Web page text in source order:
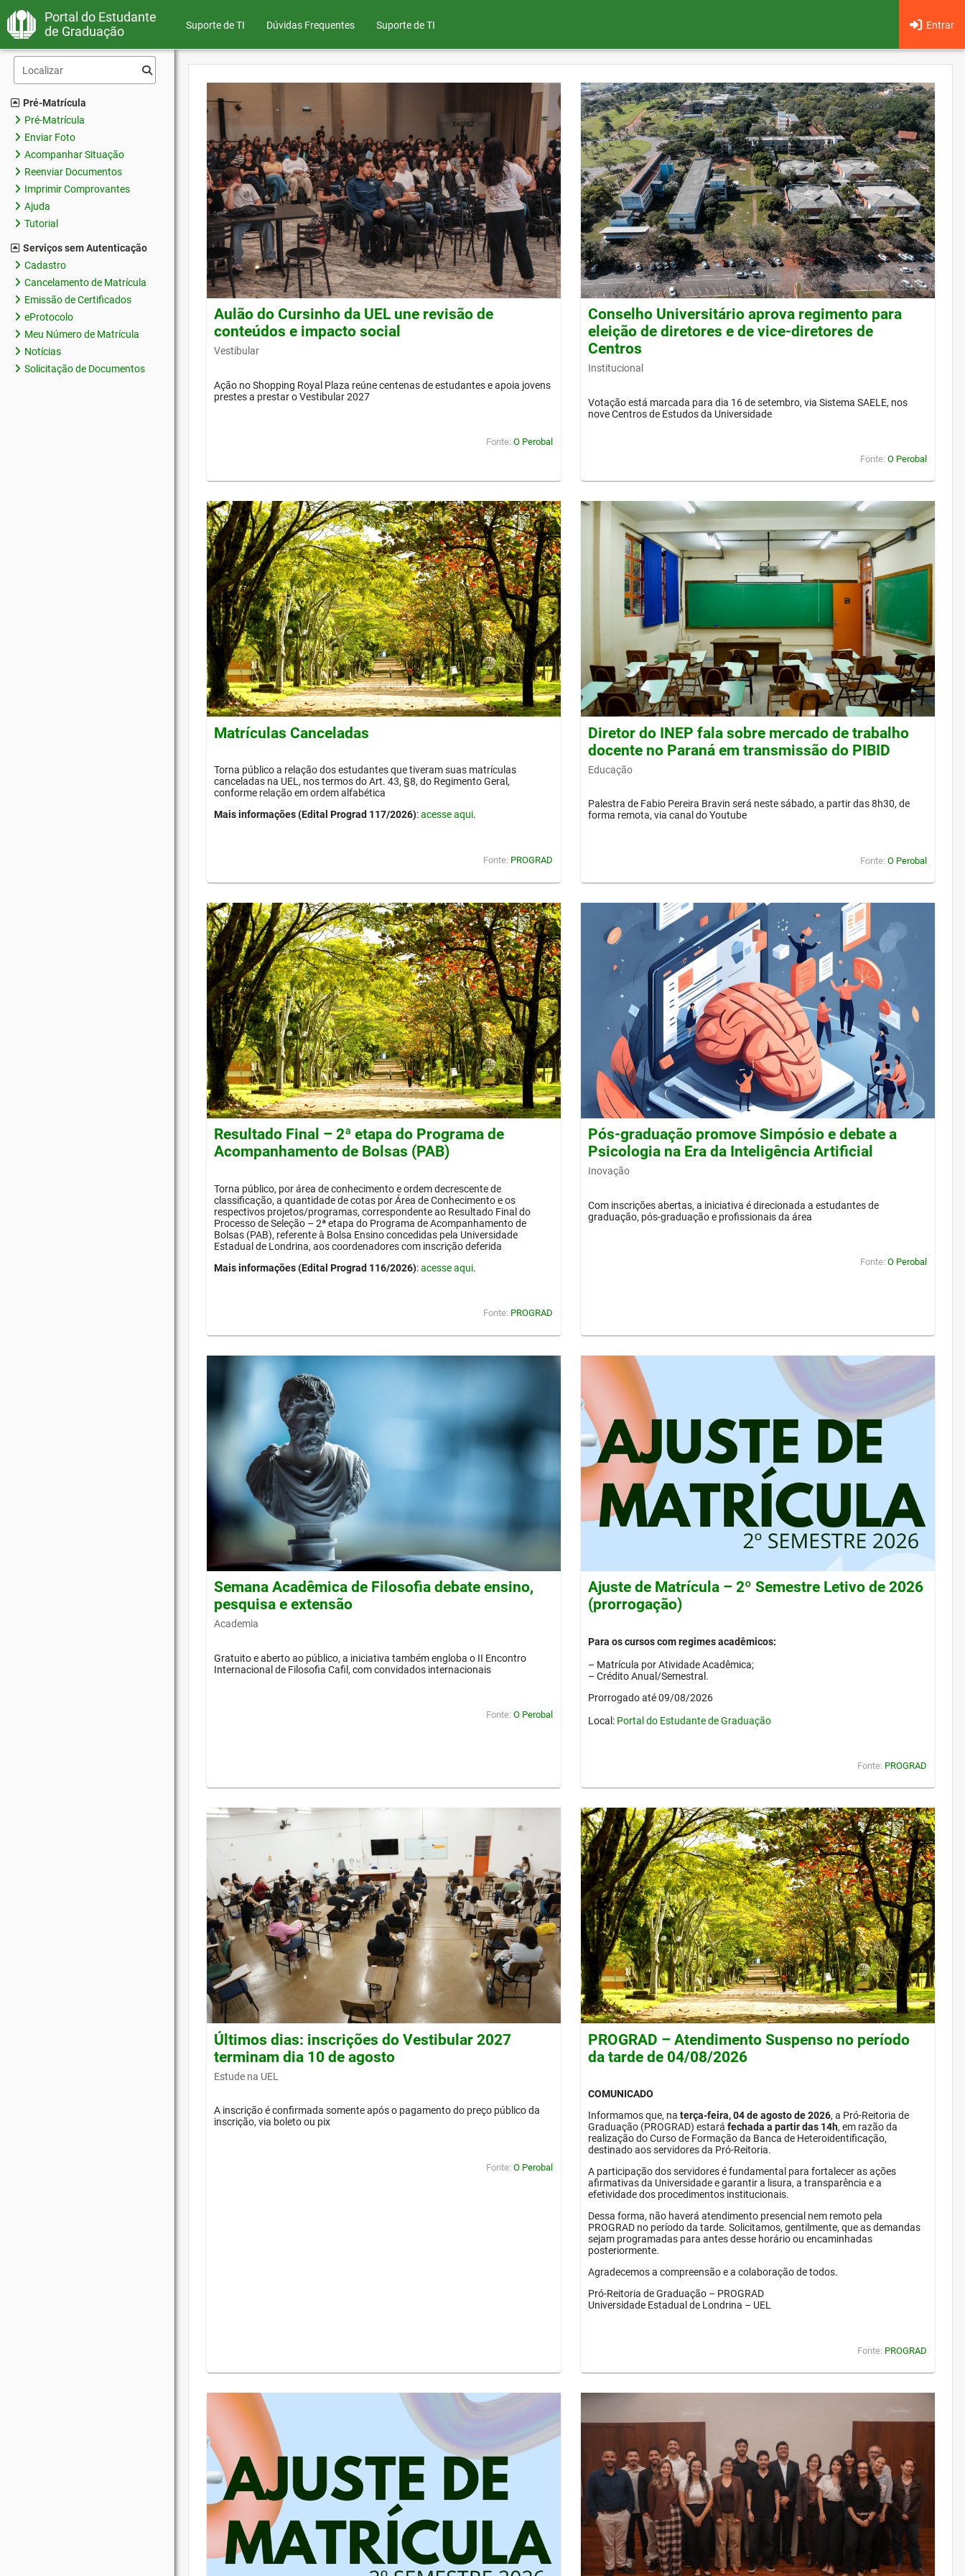
Portal do Estudante
de Graduação
Suporte de TI Dúvidas Frequentes Entrar
Suporte de TI
Pré-Matrícula
Pré-Matrícula
Enviar Foto
Acompanhar Situação
Reenviar Documentos
Imprimir Comprovantes
Ajuda
Tutorial
Serviços sem Autenticação
Cadastro
Cancelamento de Matrícula
Emissão de Certificados
eProtocolo
Meu Número de Matrícula
Notícias
Solicitação de Documentos
Aulão do Cursinho da UEL une revisão de
conteúdos e impacto social
Vestibular
Ação no Shopping Royal Plaza reúne centenas de estudantes e apoia jovens
prestes a prestar o Vestibular 2027
Fonte: O Perobal
Conselho Universitário aprova regimento para
eleição de diretores e de vice-diretores de
Centros
Institucional
Votação está marcada para dia 16 de setembro, via Sistema SAELE, nos
nove Centros de Estudos da Universidade
Fonte: O Perobal
Matrículas Canceladas
Torna público a relação dos estudantes que tiveram suas matrículas
canceladas na UEL, nos termos do Art. 43, §8, do Regimento Geral,
conforme relação em ordem alfabética
Mais informações (Edital Prograd 117/2026):acesse aqui.
Fonte: PROGRAD
Diretor do INEP fala sobre mercado de trabalho
docente no Paraná em transmissão do PIBID
Educação
Palestra de Fabio Pereira Bravin será neste sábado, a partir das 8h30, de
forma remota, via canal do Youtube
Fonte: O Perobal
Resultado Final – 2ª etapa do Programa de
Acompanhamento de Bolsas (PAB)
Torna público, por área de conhecimento e ordem decrescente de
classificação, a quantidade de cotas por Área de Conhecimento e os
respectivos projetos/programas, correspondente ao Resultado Final do
Processo de Seleção – 2ª etapa do Programa de Acompanhamento de
Bolsas (PAB), referente à Bolsa Ensino concedidas pela Universidade
Estadual de Londrina, aos coordenadores com inscrição deferida
Mais informações (Edital Prograd 116/2026):acesse aqui.
Fonte: PROGRAD
Pós-graduação promove Simpósio e debate a
Psicologia na Era da Inteligência Artificial
Inovação
Com inscrições abertas, a iniciativa é direcionada a estudantes de
graduação, pós-graduação e profissionais da área
Fonte: O Perobal
Semana Acadêmica de Filosofia debate ensino,
pesquisa e extensão
Academia
Gratuito e aberto ao público, a iniciativa também engloba o II Encontro
Internacional de Filosofia Cafil, com convidados internacionais
Fonte: O Perobal
Ajuste de Matrícula – 2º Semestre Letivo de 2026
(prorrogação)
Para os cursos com regimes acadêmicos:
– Matrícula por Atividade Acadêmica;
– Crédito Anual/Semestral.
Prorrogado até 09/08/2026
Local: Portal do Estudante de Graduação
Fonte: PROGRAD
Últimos dias: inscrições do Vestibular 2027
terminam dia 10 de agosto
Estude na UEL
A inscrição é confirmada somente após o pagamento do preço público da
inscrição, via boleto ou pix
Fonte: O Perobal
PROGRAD – Atendimento Suspenso no período
da tarde de 04/08/2026
COMUNICADO
Informamos que, na terça-feira, 04 de agosto de 2026, a Pró-Reitoria de
Graduação (PROGRAD) estará fechada a partir das 14h, em razão da
realização do Curso de Formação da Banca de Heteroidentificação,
destinado aos servidores da Pró-Reitoria.
A participação dos servidores é fundamental para fortalecer as ações
afirmativas da Universidade e garantir a lisura, a transparência e a
efetividade dos procedimentos institucionais.
Dessa forma, não haverá atendimento presencial nem remoto pela
PROGRAD no período da tarde. Solicitamos, gentilmente, que as demandas
sejam programadas para antes desse horário ou encaminhadas
posteriormente.
Agradecemos a compreensão e a colaboração de todos.
Pró-Reitoria de Graduação – PROGRAD
Universidade Estadual de Londrina – UEL
Fonte: PROGRAD